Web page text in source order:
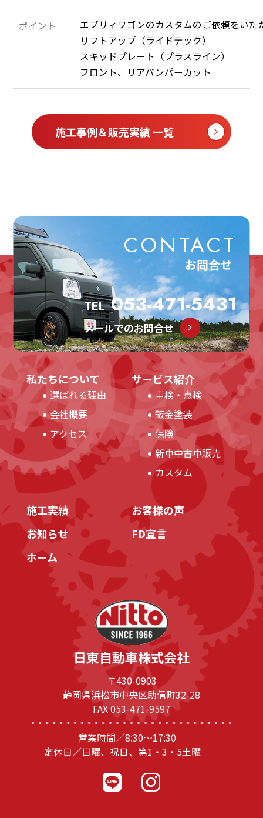
ポイント
リフトアップ（ライドテック）
スキッドプレート（プラスライン）
施工事例＆販売実績 一覧
CONTACT
お問合せ
TEL053-471-5431
メールでのお問合せ
日東自動車株式会社
〒430-0903
静岡県浜松市中央区助信町32-28
FAX 053-471-9597
営業時間／8:30～17:30
定休日／日曜、祝日、第1・3・5土曜
私たちについて
選ばれる理由
会社概要
アクセス
サービス紹介
車検・点検
鈑金塗装
保険
新車中古車販売
カスタム
施工実績
お客様の声
お知らせ
FD宣言
ホーム